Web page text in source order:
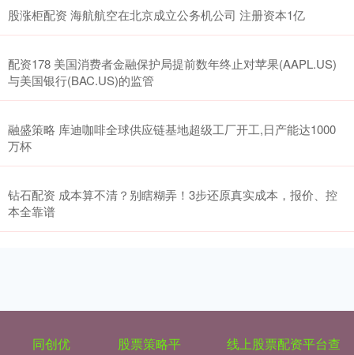
股涨柜配资 海航航空在北京成立公务机公司 注册资本1亿
配资178 美国消费者金融保护局提前数年终止对苹果(AAPL.US)
与美国银行(BAC.US)的监管
融盛策略 库迪咖啡全球供应链基地超级工厂开工,日产能达1000
万杯
钻石配资 成本算不清？别瞎糊弄！3步还原真实成本，报价、控
本全靠谱
同创优
股票策略平
线上股票配资平台查